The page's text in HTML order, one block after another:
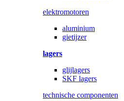
elektromotoren
aluminium
gietijzer
lagers
glijlagers
SKF lagers
technische componenten